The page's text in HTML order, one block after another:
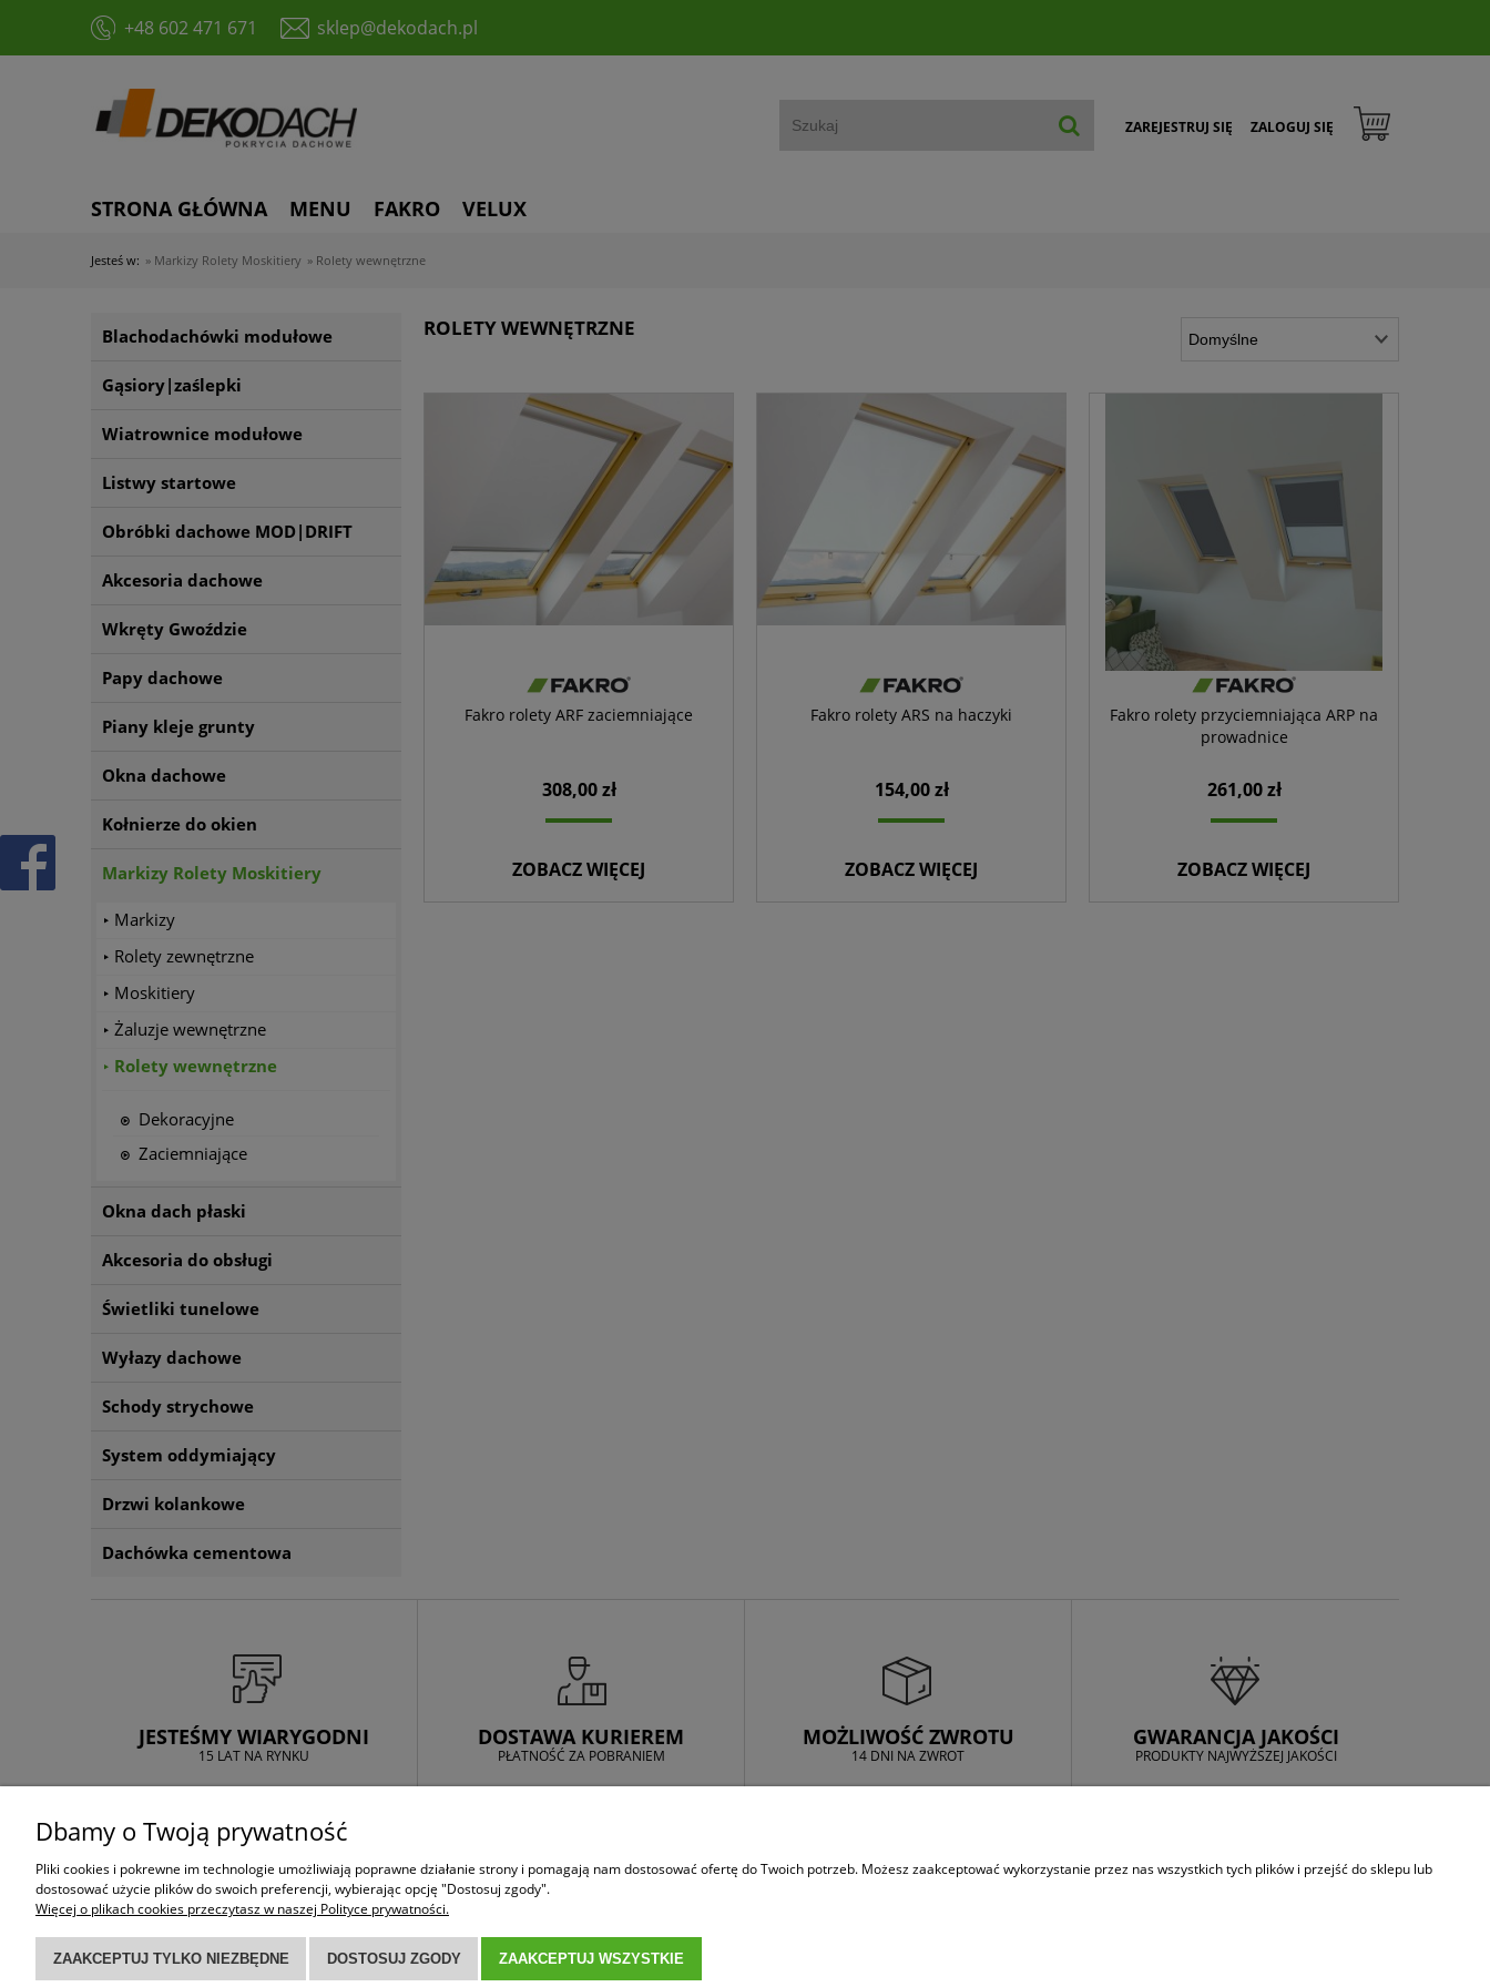
+48 602 471 671 sklep@dekodach.pl
ZAREJESTRUJ SIĘ ZALOGUJ SIĘ
STRONA GŁÓWNA MENU FAKRO VELUX
Jesteś w: » Markizy Rolety Moskitiery » Rolety wewnętrzne
Blachodachówki modułowe
Gąsiory|zaślepki
Wiatrownice modułowe
Listwy startowe
Obróbki dachowe MOD|DRIFT
Akcesoria dachowe
Wkręty Gwoździe
Papy dachowe
Piany kleje grunty
Okna dachowe
Kołnierze do okien
Markizy Rolety Moskitiery
Markizy
Rolety zewnętrzne
Moskitiery
Żaluzje wewnętrzne
Rolety wewnętrzne
Dekoracyjne
Zaciemniające
Okna dach płaski
Akcesoria do obsługi
Świetliki tunelowe
Wyłazy dachowe
Schody strychowe
System oddymiający
Drzwi kolankowe
Dachówka cementowa
ROLETY WEWNĘTRZNE
Fakro rolety ARF zaciemniające
308,00 zł
ZOBACZ WIĘCEJ
Fakro rolety ARS na haczyki
154,00 zł
ZOBACZ WIĘCEJ
Fakro rolety przyciemniająca ARP na
prowadnice
261,00 zł
ZOBACZ WIĘCEJ
JESTEŚMY WIARYGODNI
15 LAT NA RYNKU
DOSTAWA KURIEREM
PŁATNOŚĆ ZA POBRANIEM
MOŻLIWOŚĆ ZWROTU
14 DNI NA ZWROT
GWARANCJA JAKOŚCI
PRODUKTY NAJWYŻSZEJ JAKOŚCI
Czas realizacji
Koszt dostawy
Formy płatności
Reklamacje i zwroty
Gwarancje
Dbamy o Twoją prywatność
Pliki cookies i pokrewne im technologie umożliwiają poprawne działanie strony i pomagają nam dostosować ofertę do Twoich potrzeb. Możesz zaakceptować wykorzystanie przez nas wszystkich tych plików i przejść do sklepu lub
dostosować użycie plików do swoich preferencji, wybierając opcję "Dostosuj zgody".
Więcej o plikach cookies przeczytasz w naszej Polityce prywatności.
ZAAKCEPTUJ TYLKO NIEZBĘDNE DOSTOSUJ ZGODY ZAAKCEPTUJ WSZYSTKIE